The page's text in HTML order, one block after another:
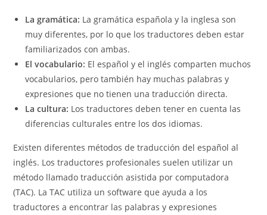
La gramática: La gramática española y la inglesa son
muy diferentes, por lo que los traductores deben estar
familiarizados con ambas.
El vocabulario: El español y el inglés comparten muchos
vocabularios, pero también hay muchas palabras y
expresiones que no tienen una traducción directa.
La cultura: Los traductores deben tener en cuenta las
diferencias culturales entre los dos idiomas.
Existen diferentes métodos de traducción del español al
inglés. Los traductores profesionales suelen utilizar un
método llamado traducción asistida por computadora
(TAC). La TAC utiliza un software que ayuda a los
traductores a encontrar las palabras y expresiones